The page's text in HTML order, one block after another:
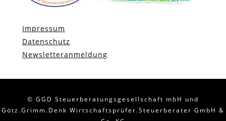
Impressum
Datenschutz
Newsletteranmeldung
© GGD Steuerberatungsgesellschaft mbH und
Götz.Grimm.Denk Wirtschaftsprüfer.Steuerberater GmbH &